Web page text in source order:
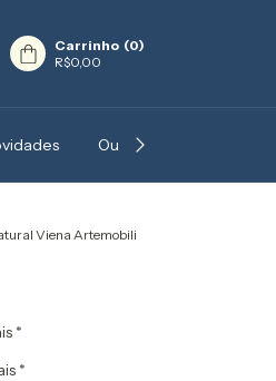
Carrinho (0)
R$0,00
Outros
Viena Artemobili
*
*